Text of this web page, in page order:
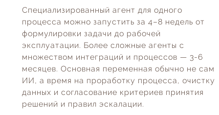
Специализированный агент для одного
процесса можно запустить за 4–8 недель от
формулировки задачи до рабочей
эксплуатации. Более сложные агенты с
множеством интеграций и процессов — 3-6
месяцев. Основная переменная обычно не сам
ИИ, а время на проработку процесса, очистку
данных и согласование критериев принятия
решений и правил эскалации.